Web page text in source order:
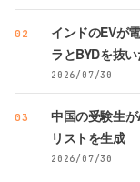
02
インドのEVが
ラとBYDを抜
2026/07/30
03
中国の受験生
リストを生成
2026/07/30